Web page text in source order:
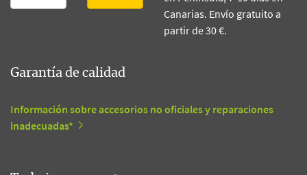
Canarias. Envío gratuito a
partir de 30 €.
Garantía de calidad
Información sobre accesorios no oficiales y reparaciones
inadecuadas*